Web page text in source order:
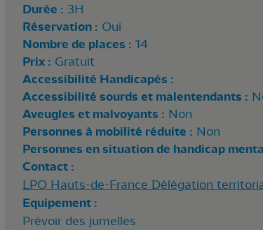
Durée : 3H
Réservation : Oui
Nombre de places : 14
Prix : Gratuit
Accessibilité Handicapés :
Accessibilité sourds et malentendants :
Aveugles et malvoyants : Non
Personnes à mobilité réduite : Non
Personnes en situation de handicap
Contact :
LPO Hauts-de-France Délégation
Equipement :
Prévoir des jumelles